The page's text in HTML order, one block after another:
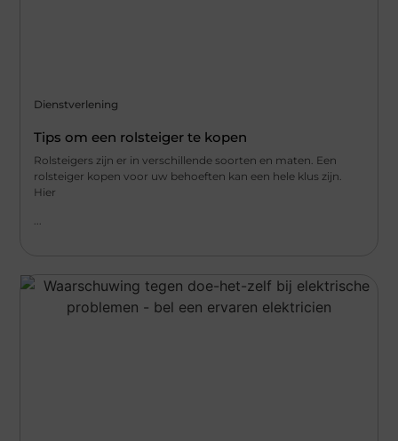
Dienstverlening
Tips om een ​​rolsteiger te kopen
Rolsteigers zijn er in verschillende soorten en maten. Een
rolsteiger kopen voor uw behoeften kan een hele klus zijn.
Hier
...